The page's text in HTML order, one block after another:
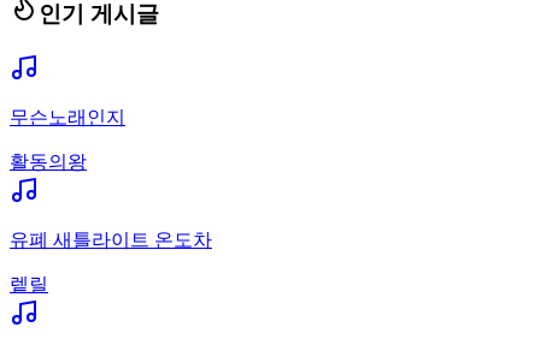
인기 게시글
무슨노래인지
활동의왕
유폐 새틀라이트 온도차
렡릴